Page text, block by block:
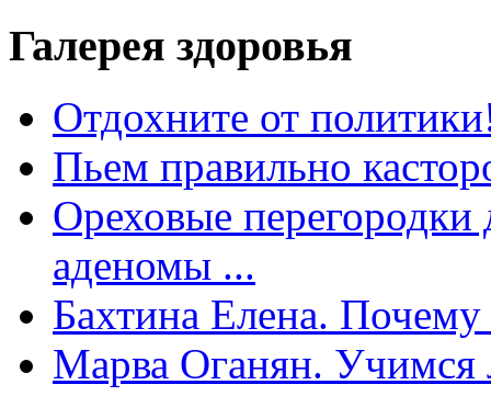
Галерея здоровья
Отдохните от
Пьем правильно
Ореховые перегородки
аденомы ...
Бахтина Елена.
Марва Оганян. Учимся